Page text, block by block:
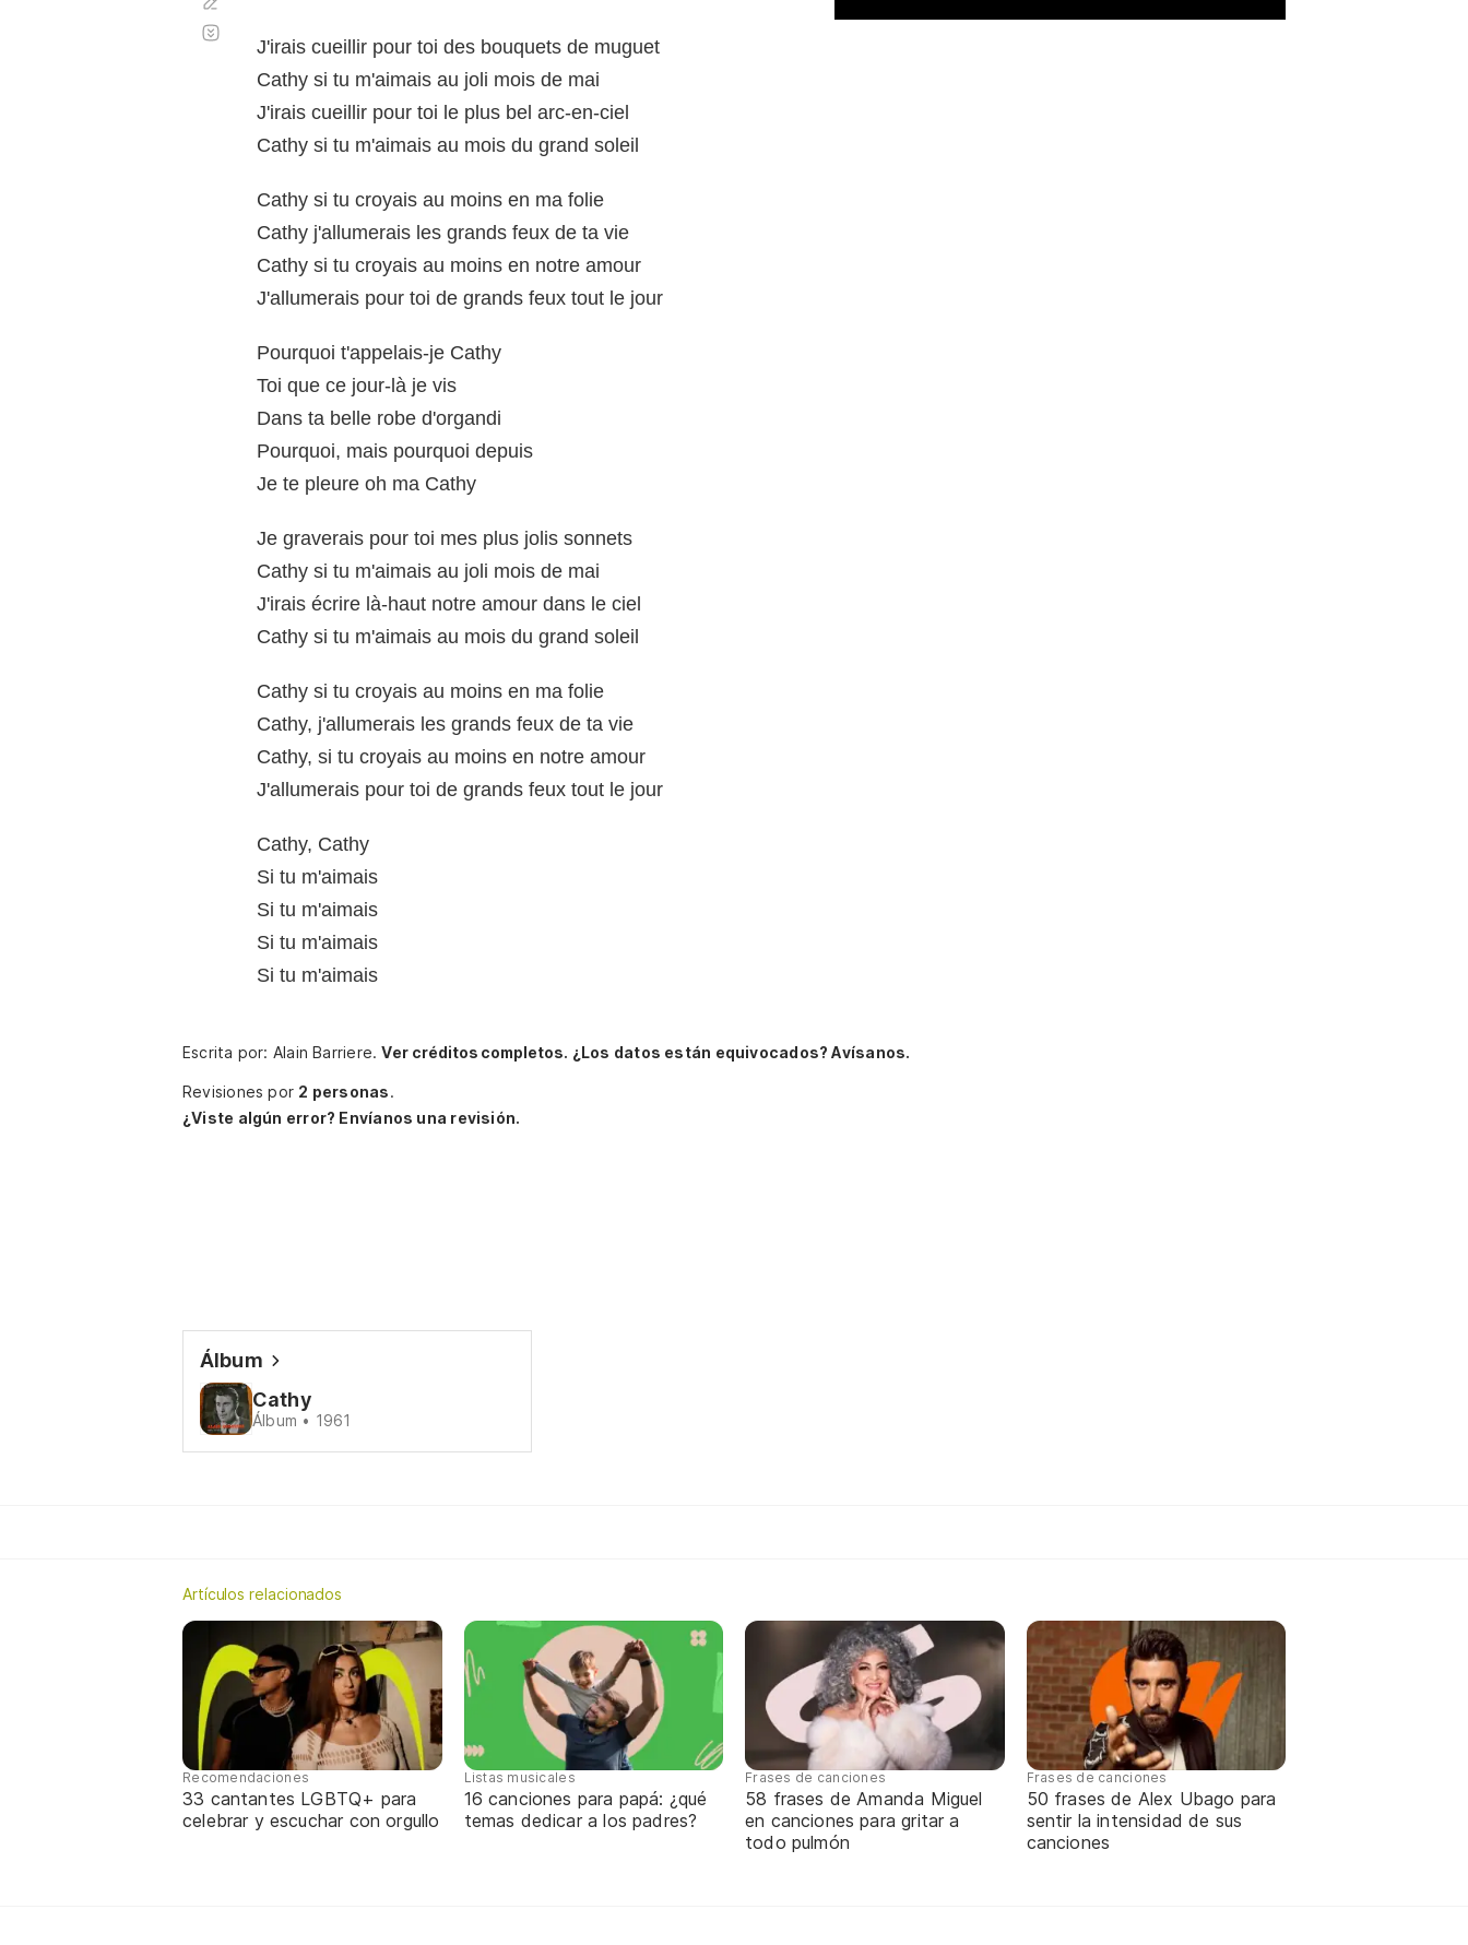
J'irais cueillir pour toi des bouquets de muguet
Cathy si tu m'aimais au joli mois de mai
J'irais cueillir pour toi le plus bel arc-en-ciel
Cathy si tu m'aimais au mois du grand soleil
Cathy si tu croyais au moins en ma folie
Cathy j'allumerais les grands feux de ta vie
Cathy si tu croyais au moins en notre amour
J'allumerais pour toi de grands feux tout le jour
Pourquoi t'appelais-je Cathy
Toi que ce jour-là je vis
Dans ta belle robe d'organdi
Pourquoi, mais pourquoi depuis
Je te pleure oh ma Cathy
Je graverais pour toi mes plus jolis sonnets
Cathy si tu m'aimais au joli mois de mai
J'irais écrire là-haut notre amour dans le ciel
Cathy si tu m'aimais au mois du grand soleil
Cathy si tu croyais au moins en ma folie
Cathy, j'allumerais les grands feux de ta vie
Cathy, si tu croyais au moins en notre amour
J'allumerais pour toi de grands feux tout le jour
Cathy, Cathy
Si tu m'aimais
Si tu m'aimais
Si tu m'aimais
Si tu m'aimais
automático
Escrita por: Alain Barriere.Ver créditos completos. ¿Los datos están equivocados? Avísanos.
Revisiones por 2 personas.
¿Viste algún error? Envíanos una revisión.
Álbum
Cathy
Álbum • 1961
Artículos relacionados
Recomendaciones
33 cantantes LGBTQ+ para
celebrar y escuchar con orgullo
Listas musicales
16 canciones para papá: ¿qué
temas dedicar a los padres?
Frases de canciones
58 frases de Amanda Miguel
en canciones para gritar a
todo pulmón
Frases de canciones
50 frases de Alex Ubago para
sentir la intensidad de sus
canciones